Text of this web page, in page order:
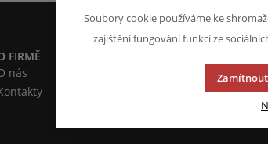
FIRMĚ
nás
CS
Soubory cookie používáme ke
zajištění fungování funkcí ze